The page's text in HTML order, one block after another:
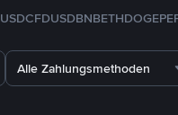
USDCFDUSDBNBETHDOGE
Alle Zahlungsmethoden